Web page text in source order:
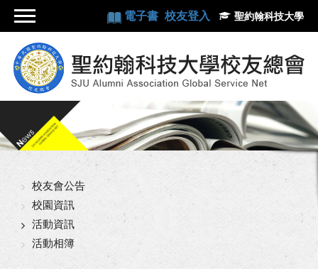
電子書 校友登入 聖約翰科技大學
校友會公告
校園資訊
活動資訊
活動相簿